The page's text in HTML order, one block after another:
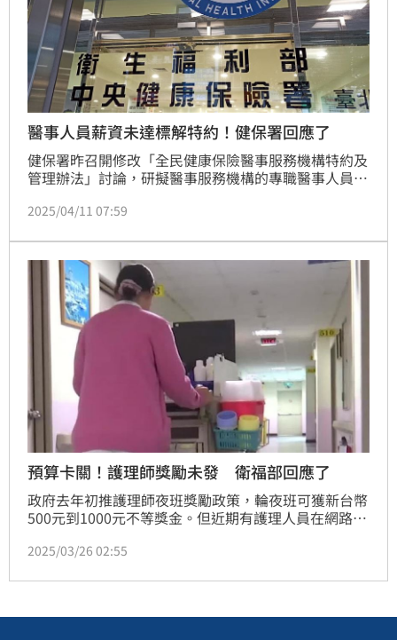
醫事人員薪資未達標解特約！健保署回應了
健保署昨召開修改「全民健康保險醫事服務機構特約及
管理辦法」討論，研擬醫事服務機構的專職醫事人員健
投保金額，將列入「不予特約」對象，也就是民眾到相
強調，這是希望大家為改善醫事人員薪資待遇一起努
力，辦法最快6月底報衛福部預告。（記者：簡浩正）
2025/04/11 07:59
預算卡關！護理師獎勵未發 衛福部回應了
政府去年初推護理師夜班獎勵政策，輪夜班可獲新台幣
500元到1000元不等獎金。但近期有護理人員在網路社
預算凍刪而延遲，將於4月底前回溯完畢，並由醫院發
2025/03/26 02:55